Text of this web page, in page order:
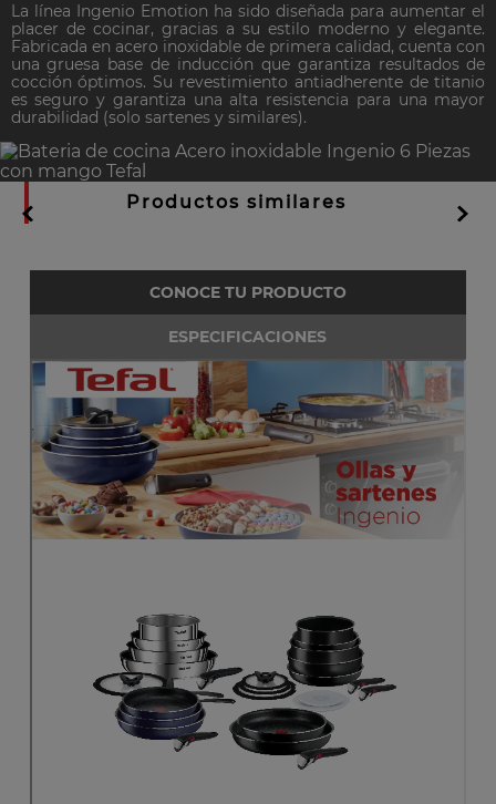
La línea Ingenio Emotion ha sido diseñada para aumentar el
placer de cocinar, gracias a su estilo moderno y elegante.
Fabricada en acero inoxidable de primera calidad, cuenta con
una gruesa base de inducción que garantiza resultados de
cocción óptimos. Su revestimiento antiadherente de titanio
es seguro y garantiza una alta resistencia para una mayor
durabilidad (solo sartenes y similares).
Productos similares
CONOCE TU PRODUCTO
ESPECIFICACIONES